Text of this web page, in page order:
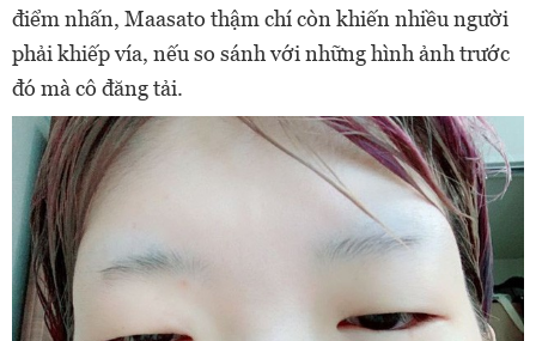
điểm nhấn, Maasato thậm chí còn khiến nhiều người
phải khiếp vía, nếu so sánh với những hình ảnh trước
đó mà cô đăng tải.